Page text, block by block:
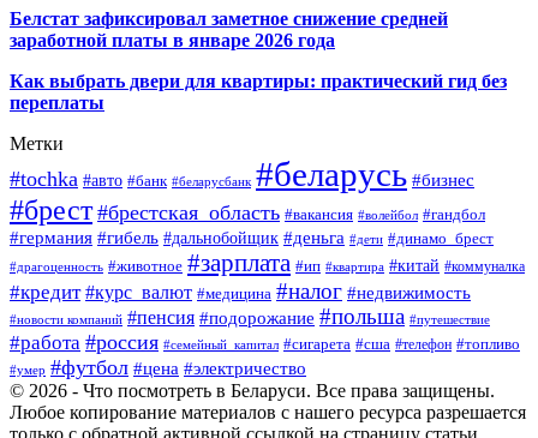
Белстат зафиксировал заметное снижение средней
заработной платы в январе 2026 года
Как выбрать двери для квартиры: практический гид без
переплаты
Метки
#tochka #авто #банк #беларусбанк #беларусь #бизнес
#брест #брестская_область #вакансия #волейбол #гандбол
#германия #гибель #дальнобойщик #деньга #дети #динамо_брест
#драгоценность #животное #зарплата #ип #квартира #китай #коммуналка
#кредит #курс_валют #медицина #налог #недвижимость
#новости компаний #пенсия #подорожание #польша #путешествие
#работа #россия #семейный_капитал #сигарета #сша #телефон #топливо
#умер #футбол #цена #электричество
© 2026 - Что посмотреть в Беларуси. Все права защищены.
Любое копирование материалов с нашего ресурса разрешается